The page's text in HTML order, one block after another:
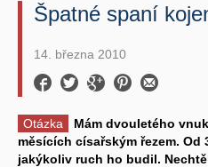
Špatné spaní
14. března 2010
Otázka
Mám dvouletého
měsících císařským řezem.
jakýkoliv ruch ho budil.